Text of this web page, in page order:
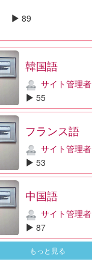
89
韓国語
サイト管理者
55
フランス語
サイト管理者
53
中国語
サイト管理者
87
もっと見る